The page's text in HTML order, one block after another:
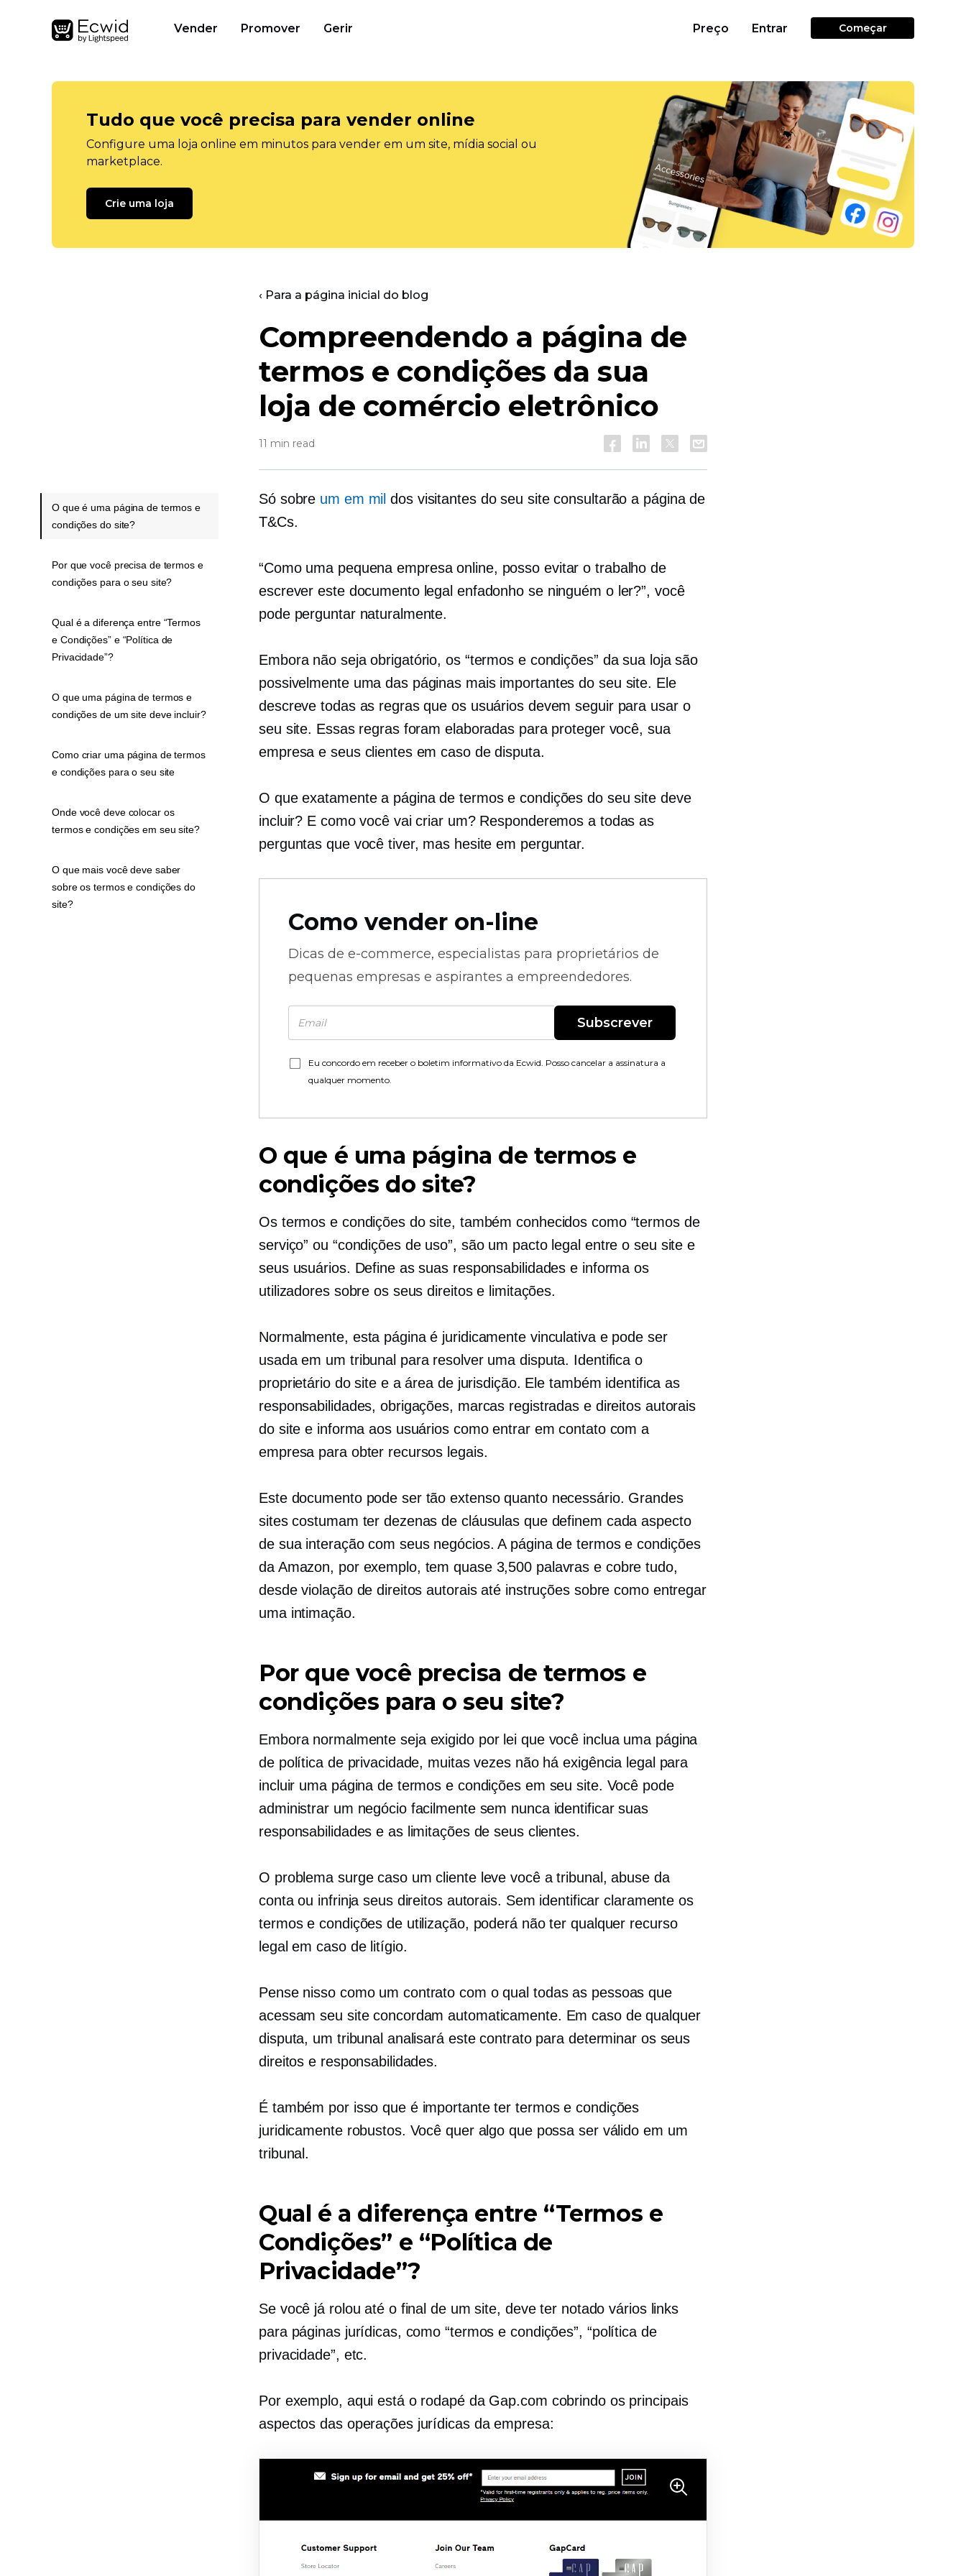
Vender Promover Gerir Preço Entrar Começar
Tudo que você precisa para vender online
Configure uma loja online em minutos para vender em um site, mídia social ou
marketplace.
Crie uma loja
‹ Para a página inicial do blog
Compreendendo a página de
termos e condições da sua
loja de comércio eletrônico
11 min read
Só sobre um em mil dos visitantes do seu site consultarão a página de
T&Cs.
“Como uma pequena empresa online, posso evitar o trabalho de
escrever este documento legal enfadonho se ninguém o ler?”, você
pode perguntar naturalmente.
Embora não seja obrigatório, os “termos e condições” da sua loja são
possivelmente uma das páginas mais importantes do seu site. Ele
descreve todas as regras que os usuários devem seguir para usar o
seu site. Essas regras foram elaboradas para proteger você, sua
empresa e seus clientes em caso de disputa.
O que exatamente a página de termos e condições do seu site deve
incluir? E como você vai criar um? Responderemos a todas as
perguntas que você tiver, mas hesite em perguntar.
Como vender on-line
Dicas de e-commerce, especialistas para proprietários de
pequenas empresas e aspirantes a empreendedores.
Subscrever
Eu concordo em receber o boletim informativo da Ecwid. Posso cancelar a assinatura a
qualquer momento.
O que é uma página de termos e
condições do site?
Os termos e condições do site, também conhecidos como “termos de
serviço” ou “condições de uso”, são um pacto legal entre o seu site e
seus usuários. Define as suas responsabilidades e informa os
utilizadores sobre os seus direitos e limitações.
Normalmente, esta página é juridicamente vinculativa e pode ser
usada em um tribunal para resolver uma disputa. Identifica o
proprietário do site e a área de jurisdição. Ele também identifica as
responsabilidades, obrigações, marcas registradas e direitos autorais
do site e informa aos usuários como entrar em contato com a
empresa para obter recursos legais.
Este documento pode ser tão extenso quanto necessário. Grandes
sites costumam ter dezenas de cláusulas que definem cada aspecto
de sua interação com seus negócios. A página de termos e condições
da Amazon, por exemplo, tem quase 3,500 palavras e cobre tudo,
desde violação de direitos autorais até instruções sobre como entregar
uma intimação.
Por que você precisa de termos e
condições para o seu site?
Embora normalmente seja exigido por lei que você inclua uma página
de política de privacidade, muitas vezes não há exigência legal para
incluir uma página de termos e condições em seu site. Você pode
administrar um negócio facilmente sem nunca identificar suas
responsabilidades e as limitações de seus clientes.
O problema surge caso um cliente leve você a tribunal, abuse da
conta ou infrinja seus direitos autorais. Sem identificar claramente os
termos e condições de utilização, poderá não ter qualquer recurso
legal em caso de litígio.
Pense nisso como um contrato com o qual todas as pessoas que
acessam seu site concordam automaticamente. Em caso de qualquer
disputa, um tribunal analisará este contrato para determinar os seus
direitos e responsabilidades.
É também por isso que é importante ter termos e condições
juridicamente robustos. Você quer algo que possa ser válido em um
tribunal.
Qual é a diferença entre “Termos e
Condições” e “Política de
Privacidade”?
Se você já rolou até o final de um site, deve ter notado vários links
para páginas jurídicas, como “termos e condições”, “política de
privacidade”, etc.
Por exemplo, aqui está o rodapé da Gap.com cobrindo os principais
aspectos das operações jurídicas da empresa:
O que é uma página de termos e
condições do site?
Por que você precisa de termos e
condições para o seu site?
Qual é a diferença entre “Termos
e Condições” e “Política de
Privacidade”?
O que uma página de termos e
condições de um site deve incluir?
Como criar uma página de termos
e condições para o seu site
Onde você deve colocar os
termos e condições em seu site?
O que mais você deve saber
sobre os termos e condições do
site?